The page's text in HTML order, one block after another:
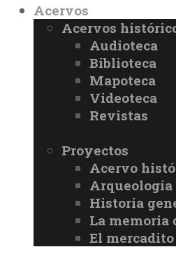
Acervos
Acervos
Audioteca
Biblioteca
Mapoteca
Videoteca
Revistas
Proyectos
Acervo
Historia
La memoria
El